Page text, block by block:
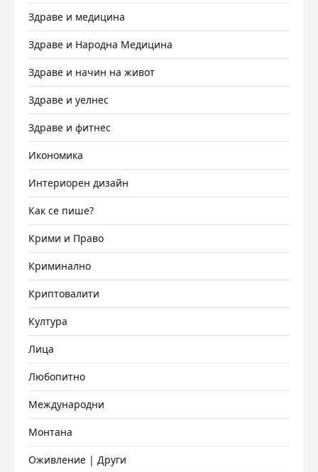
Здраве и медицина
Здраве и Народна Медицина
Здраве и начин на живот
Здраве и уелнес
Здраве и фитнес
Икономика
Интериорен дизайн
Как се пише?
Крими и Право
Криминално
Криптовалити
Култура
Лица
Любопитно
Международни
Монтана
Оживление | Други